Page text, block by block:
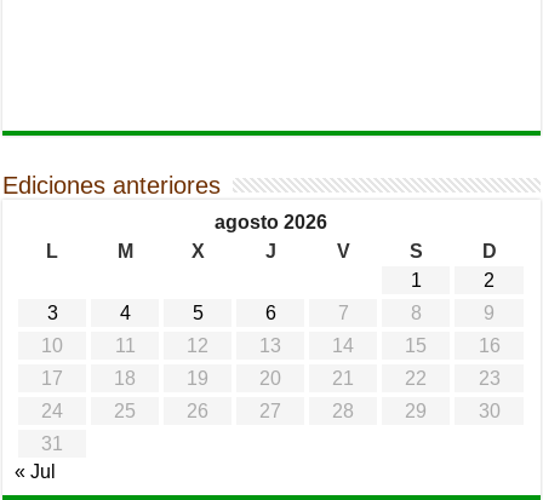
Ediciones anteriores
agosto 2026
L
M X J V S
D
1
2
3
4 5 6 7 8
9
10
11 12 13 14 15
16
17
18 19 20 21 22
23
24
25 26 27 28 29
30
31
« Jul